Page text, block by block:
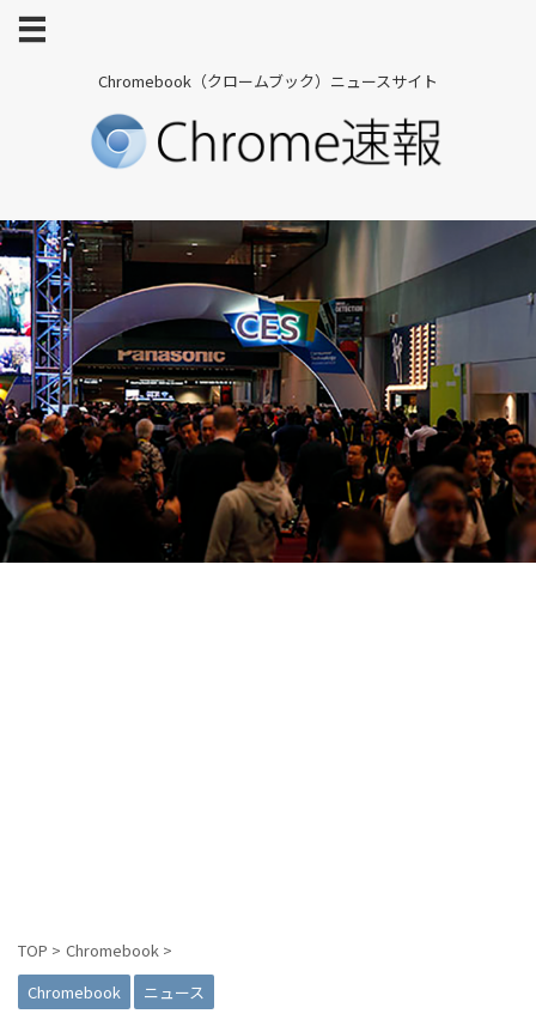
Chromebook（クロームブック）ニュースサイト
TOP > Chromebook >
Chromebook
ニュース